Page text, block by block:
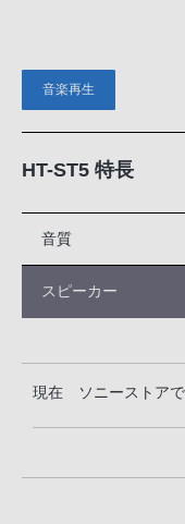
音楽再生
HT-ST5 特長
音質
スピーカー
現在 ソニーストアで